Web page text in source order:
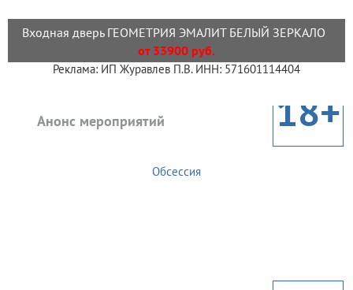
Входная дверь ГЕОМЕТРИЯ ЭМАЛИТ БЕЛЫЙ ЗЕРКАЛО
от 33900 руб.
Реклама: ИП Журавлев П.В. ИНН: 571601114404
Анонс мероприятий 18+
Обсессия